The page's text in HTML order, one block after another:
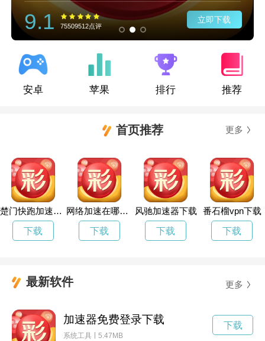
9.1 75509512点评
立即下载
安卓 苹果 排行 推荐
首页推荐 更多
楚门快跑加速器官方下载
下载
网络加速在哪里设置
下载
风驰加速器下载
下载
番石榴vpn下载
下载
最新软件 更多
加速器免费登录下载
系统工具 5.47MB
下载